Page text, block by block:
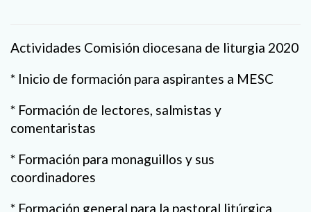
Actividades Comisión diocesana de liturgia 2020
* Inicio de formación para aspirantes a MESC
* Formación de lectores, salmistas y
comentaristas
* Formación para monaguillos y sus
coordinadores
* Formación general para la pastoral litúrgica